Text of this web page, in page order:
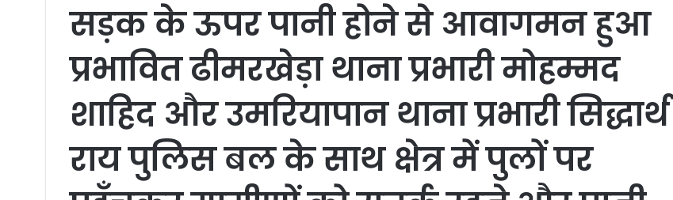
सड़क के ऊपर पानी होने से आवागमन हुआ
प्रभावित ढीमरखेड़ा थाना प्रभारी मोहम्मद
शाहिद और उमरियापान थाना प्रभारी सिद्धार्थ
राय पुलिस बल के साथ क्षेत्र में पुलों पर